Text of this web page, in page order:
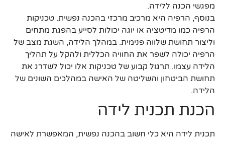
מפגשי הכנה ללידה.
בנוסף, הרפיה היא מרכיב מרכזי בהכנה נפשית. טכניקות
הרפיה כמו מדיטציה או יוגה יכולות לסייע בהפגת מתחים
וליצור תחושת שלווה פנימית. במהלך הלידה, השגת מצב של
הרפיה יכולה לשפר את החוויה הכללית ולהקל על תהליך
הלידה עצמו. תרגול קבוע של טכניקות אלו יכול לשדרג את
תחושת הביטחון והשליטה של האישה במהלכים השונים של
הלידה.
הכנת תכנית לידה
תכנית לידה היא כלי חשוב בהכנה נפשית, המאפשרת לאישה